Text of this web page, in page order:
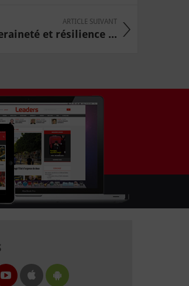
ARTICLE SUIVANT
et résilience ...